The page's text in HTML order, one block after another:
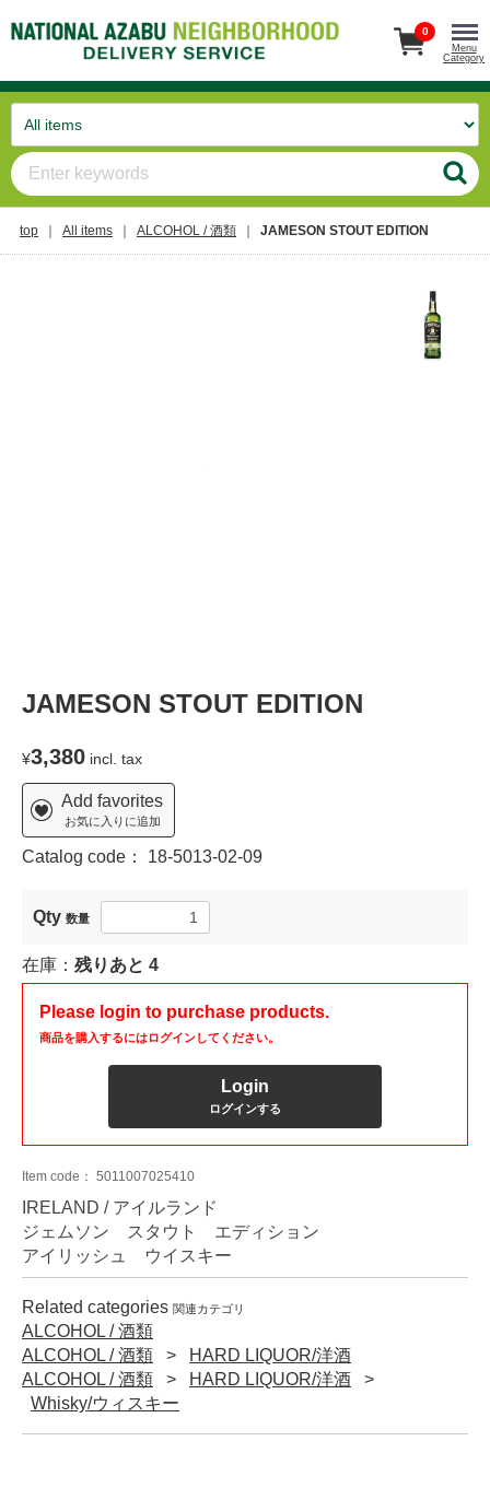
0
Menu
Category
top All items ALCOHOL / 酒類 JAMESON STOUT EDITION
JAMESON STOUT EDITION
¥3,380 incl. tax
Add favorites
お気に入りに追加
Catalog code： 18-5013-02-09
Qty 数量
在庫： 残りあと 4
Please login to purchase products.
商品を購入するにはログインしてください。
Login
ログインする
Item code： 5011007025410
IRELAND / アイルランド
ジェムソン スタウト エディション
アイリッシュ ウイスキー
Related categories 関連カテゴリ
ALCOHOL / 酒類
ALCOHOL / 酒類
HARD LIQUOR/洋酒
ALCOHOL / 酒類
HARD LIQUOR/洋酒
Whisky/ウィスキー